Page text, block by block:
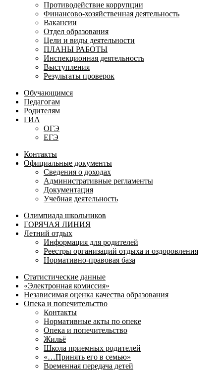
Противодействие коррупции
Финансово-хозяйственная деятельность
Вакансии
Отдел образования
Цели и виды деятельности
ПЛАНЫ РАБОТЫ
Инспекционная деятельность
Выступления
Результаты проверок
Обучающимся
Педагогам
Родителям
ГИА
ОГЭ
ЕГЭ
Контакты
Официальные документы
Сведения о доходах
Административные регламенты
Документация
Учебная деятельность
Олимпиада школьников
ГОРЯЧАЯ ЛИНИЯ
Летний отдых
Информация для родителей
Реестры организаций отдыха и оздоровления
Нормативно-правовая база
Статистические данные
«Электронная комиссия»
Независимая оценка качества образования
Опека и попечительство
Контакты
Нормативные акты по опеке
Опека и попечительство
Жильё
Школа приемных родителей
«…Принять его в семью»
Временная передача детей